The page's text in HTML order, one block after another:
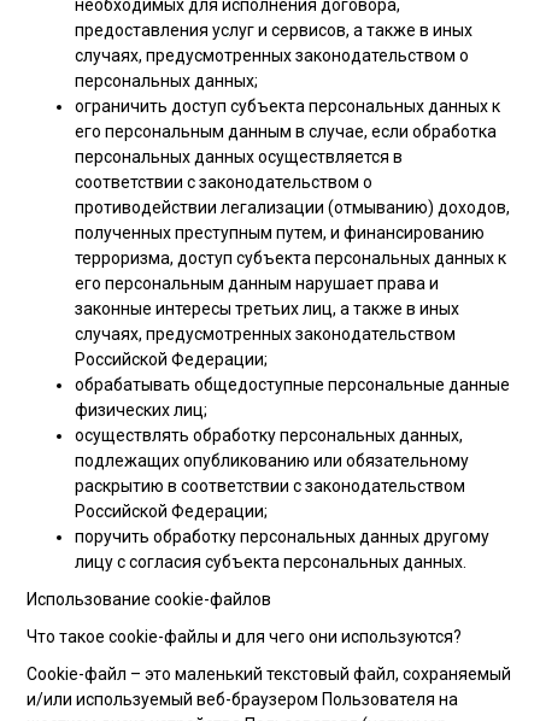
необходимых для исполнения договора,
предоставления услуг и сервисов, а также в иных
случаях, предусмотренных законодательством о
персональных данных;
ограничить доступ субъекта персональных данных к
его персональным данным в случае, если обработка
персональных данных осуществляется в
соответствии с законодательством о
противодействии легализации (отмыванию) доходов,
полученных преступным путем, и финансированию
терроризма, доступ субъекта персональных данных к
его персональным данным нарушает права и
законные интересы третьих лиц, а также в иных
случаях, предусмотренных законодательством
Российской Федерации;
обрабатывать общедоступные персональные данные
физических лиц;
осуществлять обработку персональных данных,
подлежащих опубликованию или обязательному
раскрытию в соответствии с законодательством
Российской Федерации;
поручить обработку персональных данных другому
лицу с согласия субъекта персональных данных.
Использование cookie-файлов
Что такое cookie-файлы и для чего они используются?
Cookie-файл – это маленький текстовый файл, сохраняемый
и/или используемый веб-браузером Пользователя на